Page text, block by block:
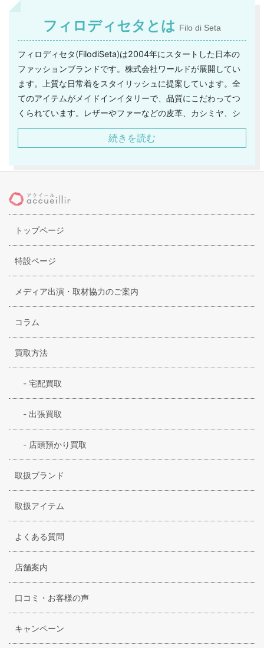
フィロディセタとは Filo di Seta
フィロディセタ(FilodiSeta)は2004年にスタートした日本の
ファッションブランドです。株式会社ワールドが展開してい
ます。上質な日常着をスタイリッシュに提案しています。全
てのアイテムがメイドインイタリーで、品質にこだわってつ
くられています。レザーやファーなどの皮革、カシミヤ、シ
ルク、リネンといった様々な上質な素材でラグジュアリー感
があるアイテムが多いのが特徴です。カラー展開が多いのも
ーシックカラーに加え、シーズンによって落ち着いたオリジ
続きを読む
トップページ
特設ページ
メディア出演・取材協力のご案内
コラム
買取方法
- 宅配買取
- 出張買取
- 店頭預かり買取
取扱ブランド
取扱アイテム
よくある質問
店舗案内
口コミ・お客様の声
キャンペーン